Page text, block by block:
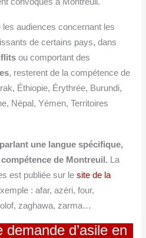
les audiences concernant les
de certains pays, dans
ou comportant des
, resterent de la compétence de
Éthiopie, Érythrée, Burundi,
Népal, Yémen, Territoires
une langue spécifique,
de Montreuil. La
est publiée sur lesite de la
: afar, azéri, four,
zaghawa, zarma…
d’asile en